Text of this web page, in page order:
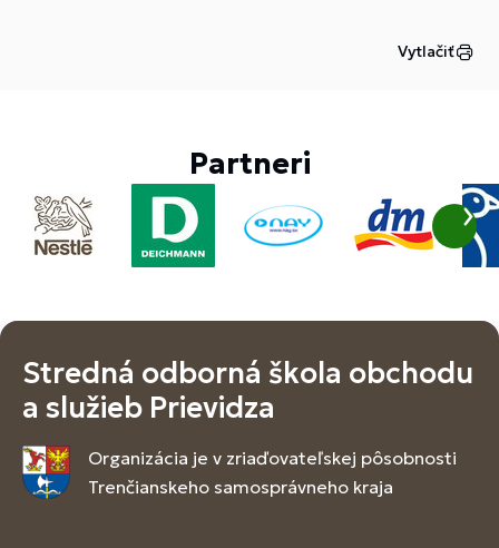
Vytlačiť
Partneri
Stredná odborná škola obchodu
a služieb Prievidza
Organizácia je v zriaďovateľskej pôsobnosti
Trenčianskeho samosprávneho kraja